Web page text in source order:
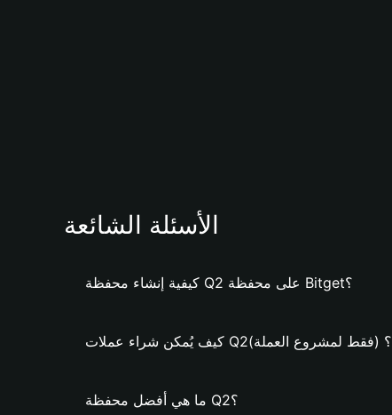
الأسئلة الشائعة
كيفية إنشاء محفظة Q2 على محفظة Bitget؟
كيف يُمكن شراء عملات Q2؟ (فقط لمشروع العملة)
ما هي أفضل محفظة Q2؟